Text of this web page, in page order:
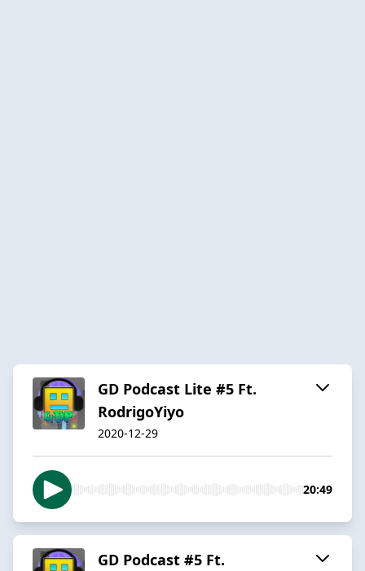
GD Podcast Lite #5 Ft.
RodrigoYiyo
2020-12-29
20:49
GD Podcast #5 Ft.